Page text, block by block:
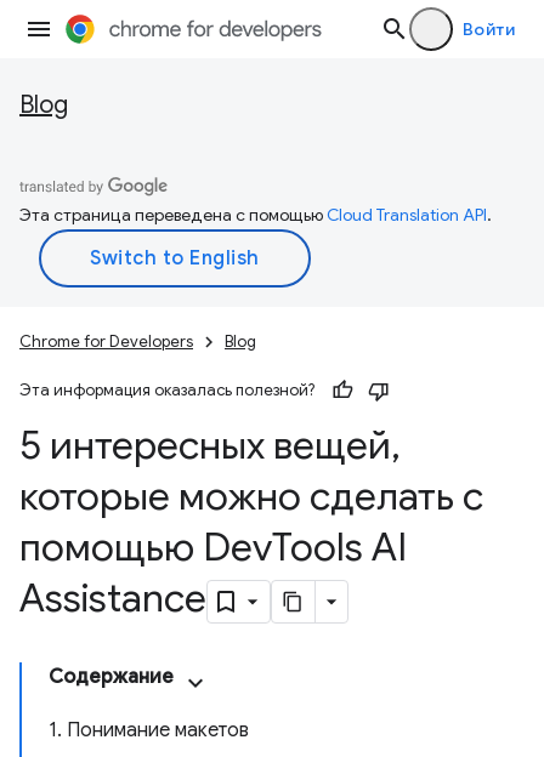
Войти
Blog
Эта страница переведена с помощьюCloud Translation API.
Chrome for Developers Blog
Эта информация оказалась полезной?
5 интересных вещей,
которые можно сделать с
помощью DevTools AI
Assistance
Содержание
1. Понимание макетов